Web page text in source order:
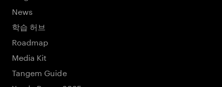
News
학습 허브
Roadmap
Media Kit
Tangem Guide